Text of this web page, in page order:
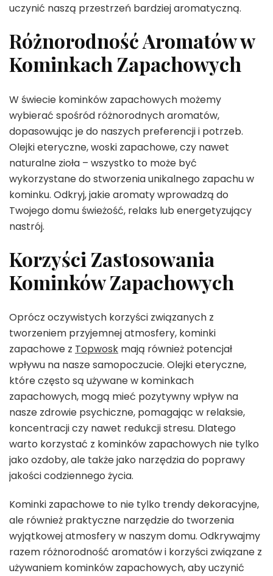
uczynić naszą przestrzeń bardziej aromatyczną.
Różnorodność Aromatów w
Kominkach Zapachowych
W świecie kominków zapachowych możemy
wybierać spośród różnorodnych aromatów,
dopasowując je do naszych preferencji i potrzeb.
Olejki eteryczne, woski zapachowe, czy nawet
naturalne zioła – wszystko to może być
wykorzystane do stworzenia unikalnego zapachu w
kominku. Odkryj, jakie aromaty wprowadzą do
Twojego domu świeżość, relaks lub energetyzujący
nastrój.
Korzyści Zastosowania
Kominków Zapachowych
Oprócz oczywistych korzyści związanych z
tworzeniem przyjemnej atmosfery, kominki
zapachowe z Topwosk mają również potencjał
wpływu na nasze samopoczucie. Olejki eteryczne,
które często są używane w kominkach
zapachowych, mogą mieć pozytywny wpływ na
nasze zdrowie psychiczne, pomagając w relaksie,
koncentracji czy nawet redukcji stresu. Dlatego
warto korzystać z kominków zapachowych nie tylko
jako ozdoby, ale także jako narzędzia do poprawy
jakości codziennego życia.
Kominki zapachowe to nie tylko trendy dekoracyjne,
ale również praktyczne narzędzie do tworzenia
wyjątkowej atmosfery w naszym domu. Odkrywajmy
razem różnorodność aromatów i korzyści związane z
używaniem kominków zapachowych, aby uczynić